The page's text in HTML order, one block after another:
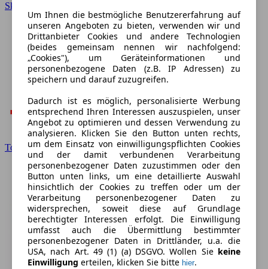
Skoda
Toyota
Um Ihnen die bestmögliche Benutzererfahrung auf
unseren Angeboten zu bieten, verwenden wir und
Drittanbieter Cookies und andere Technologien
(beides gemeinsam nennen wir nachfolgend:
„Cookies"), um Geräteinformationen und
personenbezogene Daten (z.B. IP Adressen) zu
speichern und darauf zuzugreifen.
Dadurch ist es möglich, personalisierte Werbung
entsprechend Ihren Interessen auszuspielen, unser
Angebot zu optimieren und dessen Verwendung zu
analysieren. Klicken Sie den Button unten rechts,
um dem Einsatz von einwilligungspflichten Cookies
und der damit verbundenen Verarbeitung
personenbezogener Daten zuzustimmen oder den
Button unten links, um eine detaillierte Auswahl
hinsichtlich der Cookies zu treffen oder um der
Verarbeitung personenbezogener Daten zu
widersprechen, soweit diese auf Grundlage
berechtigter Interessen erfolgt. Die Einwilligung
umfasst auch die Übermittlung bestimmter
personenbezogener Daten in Drittländer, u.a. die
USA, nach Art. 49 (1) (a) DSGVO. Wollen Sie keine
Einwilligung erteilen, klicken Sie bitte hier.